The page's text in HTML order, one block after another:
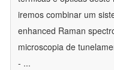
iremos combinar um
enhanced Raman
microscopia de
- ...